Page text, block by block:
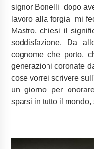
signor Bonelli dopo
lavoro alla forgia mi
Mastro, chiesi il
soddisfazione.
Da
cognome che porto,
generazioni coronate
cose vorrei scrivere
un giorno per
sparsi in tutto il mondo,